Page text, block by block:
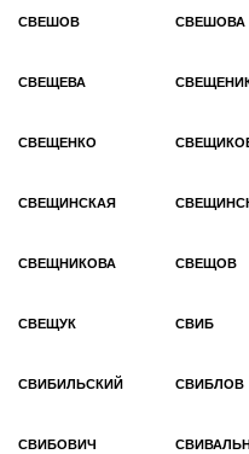
СВЕШОВ СВЕШОВА
СВЕЩЕВА
СВЕЩЕНКО
СВЕЩИНСКАЯ
СВЕЩНИКОВА СВЕЩОВ
СВЕЩУК СВИБ
СВИБИЛЬСКИЙ СВИБЛОВ
СВИБОВИЧ